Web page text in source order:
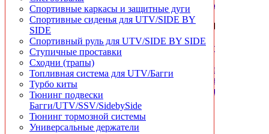
Спортивные каркасы и защитные дуги
Спортивные сиденья для UTV/SIDE BY
SIDE
Спортивный руль для UTV/SIDE BY SIDE
Ступичные проставки
Сходни (трапы)
Топливная система для UTV/Багги
Турбо киты
Тюнинг подвески
Багги/UTV/SSV/SidebySide
Тюнинг тормозной системы
Универсальные держатели
БЫСТРЫЙ
ПРОСМОТР
Держатель
свечей
Bronco
12-
115-
01
450
руб.
БЫСТРЫЙ
ПРОСМОТР
Держатель
для
навигатора/
телефона/
коммуникатора
ROXA
MH02
БЫСТРЫЙ
ПРОСМОТР
Держатель
для
навигатора/
телефона/
МОТО
ТАВ
140
БЫСТРЫЙ
ПРОСМОТР
Держатель
навигатора/
телефона/
148
БЫСТРЫЙ
ПРОСМОТР
Держатель
навигатора/
телефона/
коммуникатора